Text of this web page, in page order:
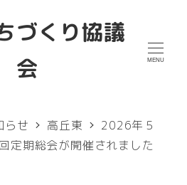
づくり協議
会
MENU
らせ 高丘東
2026年５
定期総会が開催されました